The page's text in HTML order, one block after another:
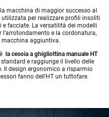
macchina di maggior successo al
per realizzare profili insoliti
facciate. La versatilità dei modelli
e la cordonatura,
macchina aggiuntiva.
la cesoia a ghigliottina manuale HT
e raggiunge il livello delle
Il design ergonomico a risparmio
fanno dell’HT un tuttofare.